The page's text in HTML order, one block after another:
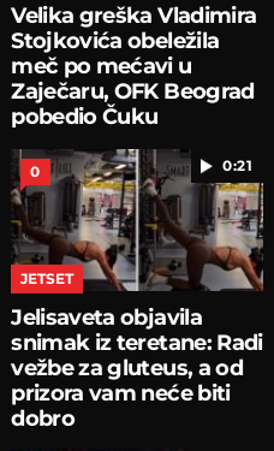
Velika greška Vladimira
Stojkovića obeležila
meč po mećavi u
Zaječaru, OFK Beograd
pobedio Čuku
0:21
0
JETSET
Jelisaveta objavila
snimak iz teretane: Radi
vežbe za gluteus, a od
prizora vam neće biti
dobro